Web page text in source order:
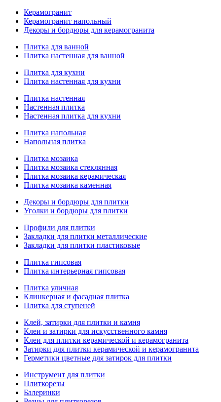
Керамогранит
Керамогранит напольный
Декоры и бордюры для керамогранита
Плитка для ванной
Плитка настенная для ванной
Плитка для кухни
Плитка настенная для кухни
Плитка настенная
Настенная плитка
Настенная плитка для кухни
Плитка напольная
Напольная плитка
Плитка мозаика
Плитка мозаика стеклянная
Плитка мозаика керамическая
Плитка мозаика каменная
Декоры и бордюры для плитки
Уголки и бордюры для плитки
Профили для плитки
Закладки для плитки металлические
Закладки для плитки пластиковые
Плитка гипсовая
Плитка интерьерная гипсовая
Плитка уличная
Клинкерная и фасадная плитка
Плитка для ступеней
Клей, затирки для плитки и камня
Клеи и затирки для искусственного камня
Клеи для плитки керамической и керамогранита
Затирки для плитки керамической и керамогранита
Герметики цветные для затирок для плитки
Инструмент для плитки
Плиткорезы
Балеринки